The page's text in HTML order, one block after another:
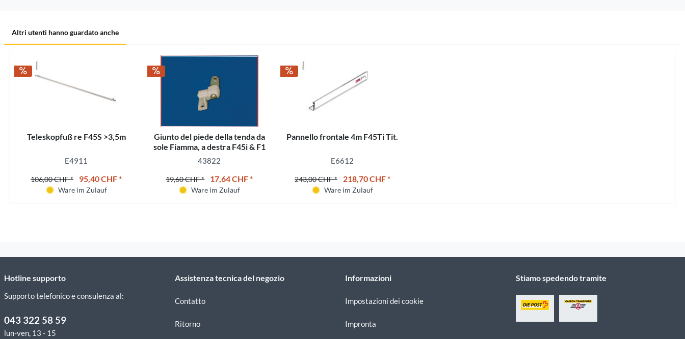
Altri utenti hanno guardato anche
Teleskopfuß re F45S >3,5m
E4911
106,00 CHF * 95,40 CHF *
Ware im Zulauf
Giunto del piede della tenda da
sole Fiamma, a destra F45i & F1
43822
19,60 CHF * 17,64 CHF *
Ware im Zulauf
Pannello frontale 4m F45Ti Tit.
E6612
243,00 CHF * 218,70 CHF *
Ware im Zulauf
Hotline supporto
Supporto telefonico e consulenza al:
043 322 58 59
lun-ven, 13 - 15
Assistenza tecnica del negozio
Contatto
Ritorno
Informazioni
Impostazioni dei cookie
Impronta
Stiamo spedendo tramite